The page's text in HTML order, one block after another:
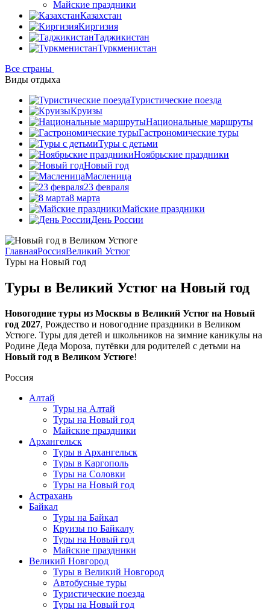
Майские праздники
Казахстан
Киргизия
Таджикистан
Туркменистан
Все страны
Виды отдыха
Туристические поезда
Круизы
Национальные маршруты
Гастрономические туры
Туры с детьми
Ноябрьские праздники
Новый год
Масленица
23 февраля
8 марта
Майские праздники
День России
ГлавнаяРоссияВеликий Устюг
Туры на Новый год
Туры в Великий Устюг на Новый год
Новогодние туры из Москвы в Великий Устюг на Новый
год 2027, Рождество и новогодние праздники в Великом
Устюге. Туры для детей и школьников на зимние каникулы на
Родине Деда Мороза, путёвки для родителей с детьми на
Новый год в Великом Устюге!
Россия
Алтай
Туры на Алтай
Туры на Новый год
Майские праздники
Архангельск
Туры в Архангельск
Туры в Каргополь
Туры на Соловки
Туры на Новый год
Астрахань
Байкал
Туры на Байкал
Круизы по Байкалу
Туры на Новый год
Майские праздники
Великий Новгород
Туры в Великий Новгород
Автобусные туры
Туристические поезда
Туры на Новый год